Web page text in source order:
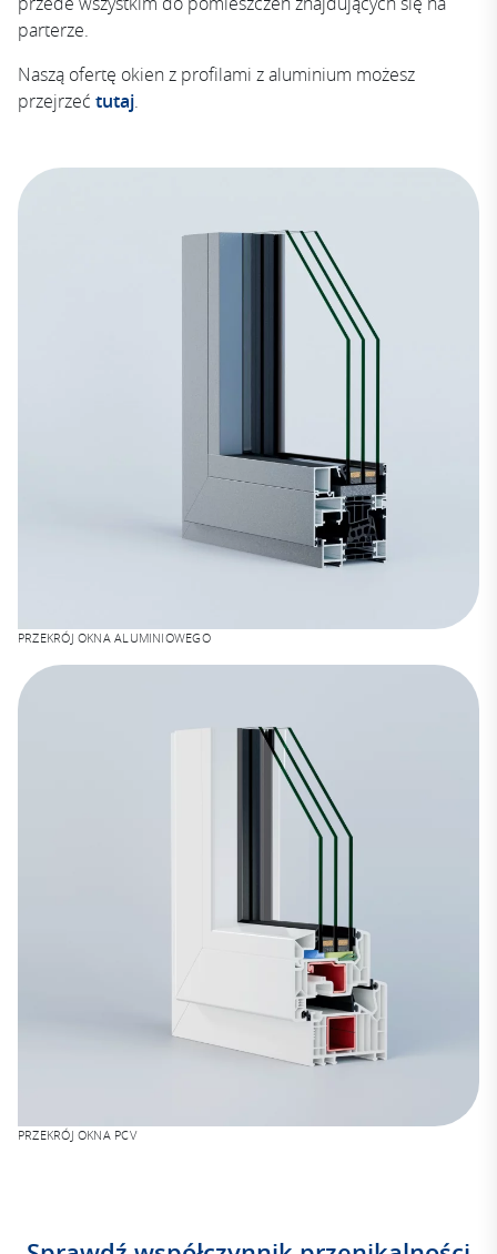
parterze.
Naszą ofertę okien z profilami z aluminium możesz
przejrzeć tutaj.
PRZEKRÓJ OKNA ALUMINIOWEGO
PRZEKRÓJ OKNA PCV